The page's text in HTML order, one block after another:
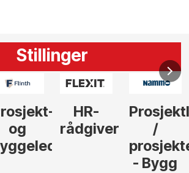
Stillinger
/
Vi
behøver
elektrofagfolk
Anlegg
søker
Elektro